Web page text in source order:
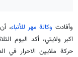
وأفادت وكالة مهر للأنباء،
اكبر ولايتي، أكد اليوم
حركة ملايين الاحرار في